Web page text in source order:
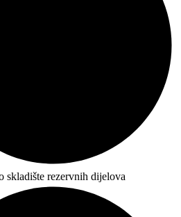
skladište rezervnih dijelova